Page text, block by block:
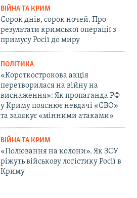
ВІЙНА ТА КРИМ
Сорок днів, сорок ночей. Про
результати кримської операції з
примусу Росії до миру
ПОЛІТИКА
«Короткострокова акція
перетворилася на війну на
виснаження»: Як пропаганда РФ
у Криму пояснює невдачі «СВО»
та залякує «мінними атаками»
ВІЙНА ТА КРИМ
«Полювання на колони». Як ЗСУ
ріжуть військову логістику Росії в
Криму